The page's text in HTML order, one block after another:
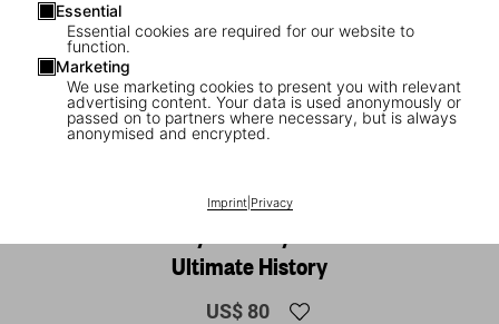
Essential
Essential cookies are required for our website to
function.
Marketing
We use marketing cookies to present you with relevant
advertising content. Your data is used anonymously or
passed on to partners where necessary, but is always
anonymised and encrypted.
Imprint| Privacy
1/9
XL
Ultimate History
US$ 80